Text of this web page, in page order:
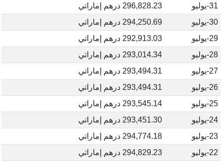
31-يوليو
296,828.23 درهم إماراتي
30-يوليو
294,250.69 درهم إماراتي
29-يوليو
292,913.03 درهم إماراتي
28-يوليو
293,014.34 درهم إماراتي
27-يوليو
293,494.31 درهم إماراتي
26-يوليو
293,494.31 درهم إماراتي
25-يوليو
293,545.14 درهم إماراتي
24-يوليو
293,451.30 درهم إماراتي
23-يوليو
294,774.18 درهم إماراتي
22-يوليو
294,829.23 درهم إماراتي